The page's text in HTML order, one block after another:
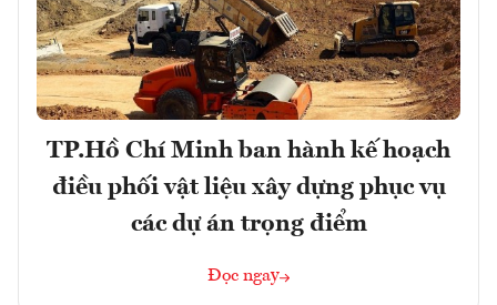
TP.Hồ Chí Minh ban hành kế hoạch
điều phối vật liệu xây dựng phục vụ
các dự án trọng điểm
Đọc ngay